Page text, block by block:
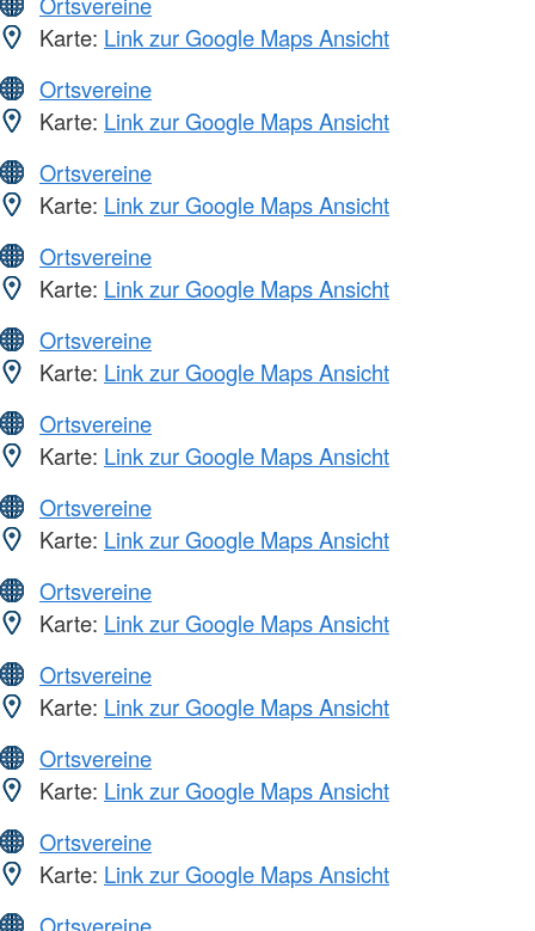
Karte: Link zur Google Maps Ansicht
Ortsvereine
Karte: Link zur Google Maps Ansicht
Ortsvereine
Karte: Link zur Google Maps Ansicht
Ortsvereine
Karte: Link zur Google Maps Ansicht
Ortsvereine
Karte: Link zur Google Maps Ansicht
Ortsvereine
Karte: Link zur Google Maps Ansicht
Ortsvereine
Karte: Link zur Google Maps Ansicht
Ortsvereine
Karte: Link zur Google Maps Ansicht
Ortsvereine
Karte: Link zur Google Maps Ansicht
Ortsvereine
Karte: Link zur Google Maps Ansicht
Ortsvereine
Karte: Link zur Google Maps Ansicht